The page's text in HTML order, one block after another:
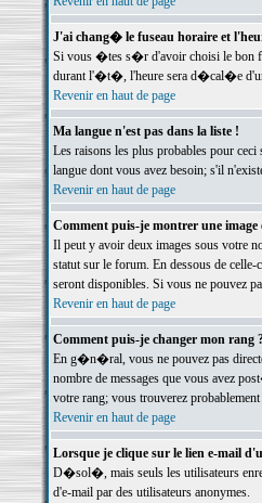
J'ai chang� le fuseau horaire et
Si vous �tes s�r d'avoir choisi le bon
durant l'�t�, l'heure sera d�cal�e
Revenir en haut de page
Ma langue n'est pas dans la liste !
Les raisons les plus probables pour
langue dont vous avez besoin; s'il
Revenir en haut de page
Comment puis-je montrer une
Il peut y avoir deux images sous votre
statut sur le forum. En dessous de
seront disponibles. Si vous ne pouvez
Revenir en haut de page
Comment puis-je changer mon rang
En g�n�ral, vous ne pouvez pas
nombre de messages que vous avez
votre rang; vous trouverez
Revenir en haut de page
Lorsque je clique sur le lien e-mail
D�sol�, mais seuls les utilisateurs
d'e-mail par des utilisateurs anonymes.